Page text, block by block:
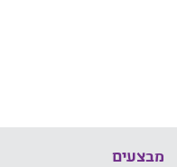
מבצעים